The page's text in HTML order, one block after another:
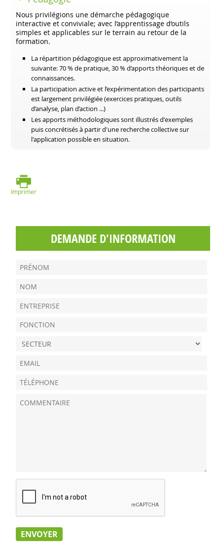
Nous privilégions une démarche pédagogique
interactive et conviviale; avec l’apprentissage d’outils
simples et applicables sur le terrain au retour de la
formation.
La répartition pédagogique est approximativement la
suivante: 70 % de pratique, 30 % d’apports théoriques et de
connaissances.
La participation active et l’expérimentation des participants
est largement privilégiée (exercices pratiques, outils
d’analyse, plan d’action ...)
Les apports méthodologiques sont illustrés d'exemples
puis concrétisés à partir d'une recherche collective sur
l'application possible en situation.
Imprimer
DEMANDE D'INFORMATION